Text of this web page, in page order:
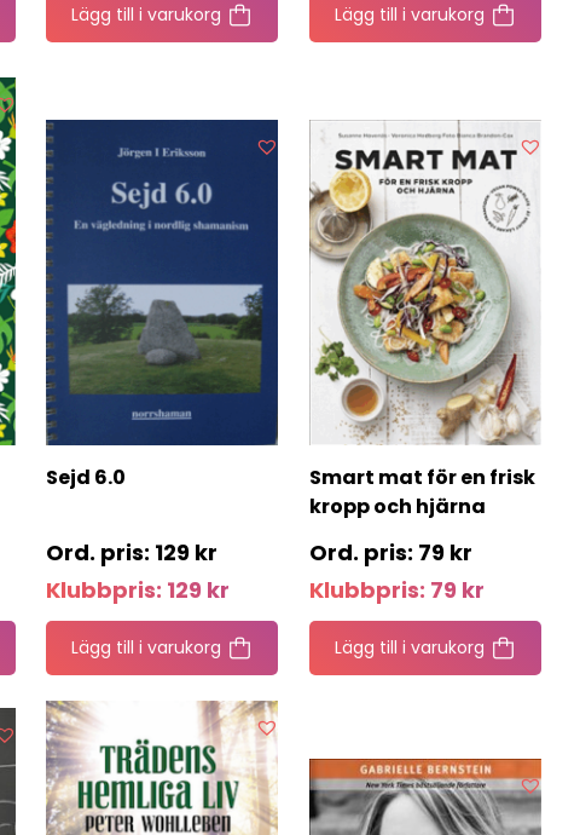
Lägg till i varukorg Lägg till i varukorg
Sejd 6.0
129 kr
Klubbpris: 129 kr
Lägg till i varukorg
Smart mat för en frisk
kropp och hjärna
79 kr
Klubbpris: 79 kr
Lägg till i varukorg